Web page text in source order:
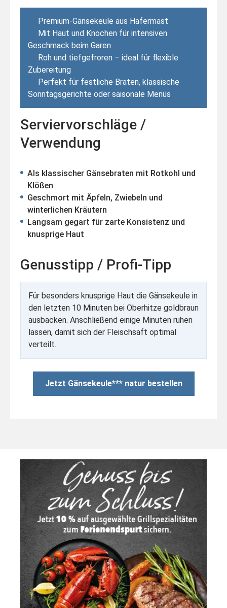
Premium-Gänsekeule aus Hafermast
Mit Haut und Knochen für intensiven
Geschmack beim Garen
Roh und tiefgefroren – ideal für flexible
Zubereitung
Perfekt für festliche Braten, klassische
Sonntagsgerichte oder saisonale Menüs
Serviervorschläge /
Verwendung
Als klassischer Gänsebraten mit Rotkohl und
Klößen
Geschmort mit Äpfeln, Zwiebeln und
winterlichen Kräutern
Langsam gegart für zarte Konsistenz und
knusprige Haut
Genusstipp / Profi-Tipp
Für besonders knusprige Haut die Gänsekeule in
den letzten 10 Minuten bei Oberhitze goldbraun
ausbacken. Anschließend einige Minuten ruhen
lassen, damit sich der Fleischsaft optimal
verteilt.
Jetzt Gänsekeule*** natur bestellen